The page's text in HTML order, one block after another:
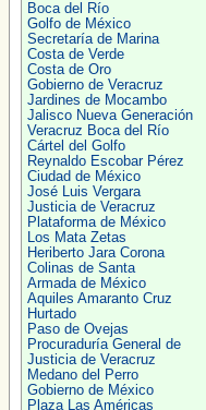
Boca del Río
Golfo de México
Secretaría de Marina
Costa de Verde
Costa de Oro
Gobierno de Veracruz
Jardines de Mocambo
Jalisco Nueva Generación
Veracruz Boca del Río
Cártel del Golfo
Reynaldo Escobar Pérez
Ciudad de México
José Luis Vergara
Justicia de Veracruz
Plataforma de México
Los Mata Zetas
Heriberto Jara Corona
Colinas de Santa
Armada de México
Aquiles Amaranto Cruz
Hurtado
Paso de Ovejas
Procuraduría General de
Justicia de Veracruz
Medano del Perro
Gobierno de México
Plaza Las Américas